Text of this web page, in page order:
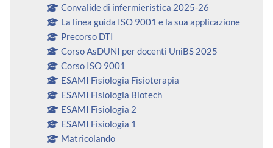
Convalide di infermieristica 2025-26
La linea guida ISO 9001 e la sua applicazione
Precorso DTI
Corso AsDUNI per docenti UniBS 2025
Corso ISO 9001
ESAMI Fisiologia Fisioterapia
ESAMI Fisiologia Biotech
ESAMI Fisiologia 2
ESAMI Fisiologia 1
Matricolando